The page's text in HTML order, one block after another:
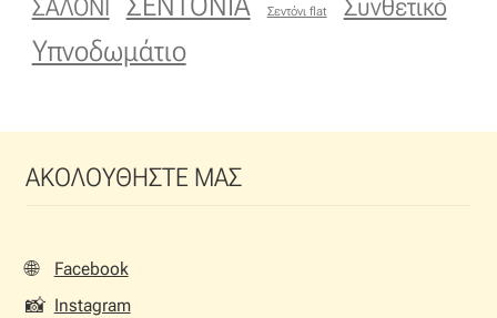
Ψάθα
ΠΙΣΤΟΠΟΙΗΣΕΙΣ ΧΑΛΙΩΝ COLORE COLORI
Ραντεβού
ΣΑΛΟΝΙ Σεντόνι flat Συνθετικό
Υπνοδωμάτιο
ΑΚΟΛΟΥΘΗΣΤΕ ΜΑΣ
🌐 Facebook
📸 Instagram